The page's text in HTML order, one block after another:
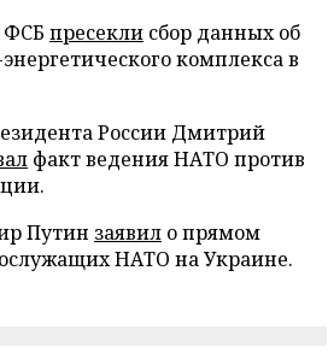
ФСБ пресекли сбор данных об
комплекса в
России Дмитрий
факт ведения НАТО против
Путин заявил о прямом
НАТО на Украине.